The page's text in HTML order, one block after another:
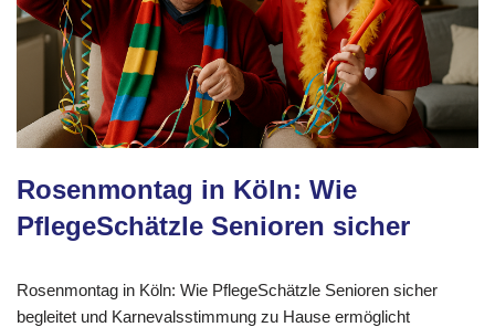
Rosenmontag in Köln: Wie
PflegeSchätzle Senioren sicher
Rosenmontag in Köln: Wie PflegeSchätzle Senioren sicher
begleitet und Karnevalsstimmung zu Hause ermöglicht